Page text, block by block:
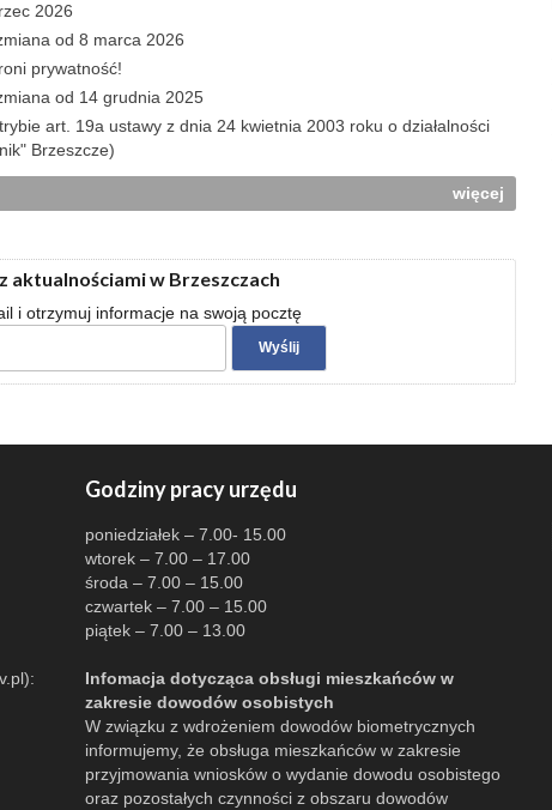
2026
od 8 marca 2026
prywatność!
od 14 grudnia 2025
art. 19a ustawy z dnia 24 kwietnia 2003 roku o działalności
Brzeszcze)
więcej
aktualnościami w Brzeszczach
i otrzymuj informacje na swoją pocztę
Godziny pracy urzędu
poniedziałek – 7.00- 15.00
wtorek – 7.00 – 17.00
środa – 7.00 – 15.00
czwartek – 7.00 – 15.00
piątek – 7.00 – 13.00
Infomacja dotycząca obsługi mieszkańców w
zakresie dowodów osobistych
W związku z wdrożeniem dowodów biometrycznych
informujemy, że obsługa mieszkańców w zakresie
przyjmowania wniosków o wydanie dowodu osobistego
oraz pozostałych czynności z obszaru dowodów